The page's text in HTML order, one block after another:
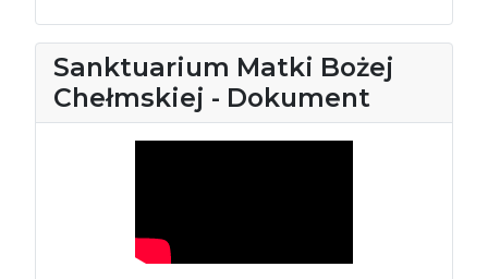
Sanktuarium Matki Bożej
Chełmskiej - Dokument